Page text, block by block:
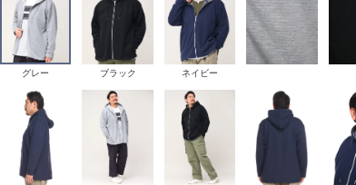
グレー ブラック ネイビー